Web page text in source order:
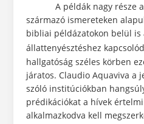
A példák nagy része a
származó ismereteken
bibliai példázatokon belül is
állattenyésztéshez
hallgatóság széles körben
járatos. Claudio Aquaviva a
szóló institúciókban
prédikációkat a hívek
alkalmazkodva kell